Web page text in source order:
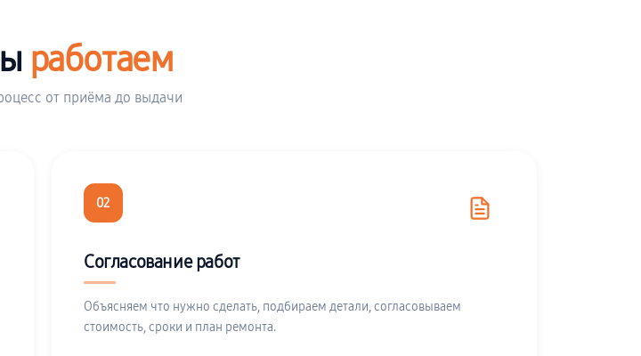
работаем
от приёма до выдачи
02
Согласование работ
Объясняем что нужно сделать, подбираем детали, согласовываем
стоимость, сроки и план ремонта.